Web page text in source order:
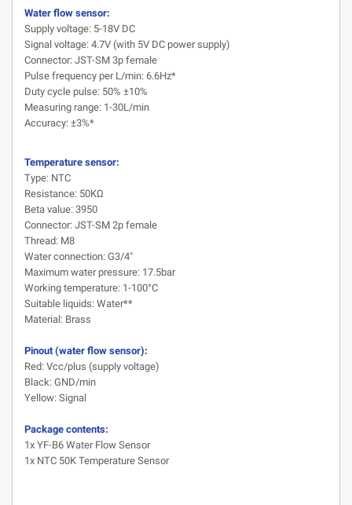
Water flow sensor:
Supply voltage: 5-18V DC
Signal voltage: 4.7V (with 5V DC power supply)
Connector: JST-SM 3p female
Pulse frequency per L/min: 6.6Hz*
Duty cycle pulse: 50% ±10%
Measuring range: 1-30L/min
Accuracy: ±3%*
Temperature sensor:
Type: NTC
Resistance: 50KΩ
Beta value: 3950
Connector: JST-SM 2p female
Thread: M8
Water connection: G3/4"
Maximum water pressure: 17.5bar
Working temperature: 1-100°C
Suitable liquids: Water**
Material: Brass
Pinout (water flow sensor):
Red: Vcc/plus (supply voltage)
Black: GND/min
Yellow: Signal
Package contents:
1x YF-B6 Water Flow Sensor
1x NTC 50K Temperature Sensor